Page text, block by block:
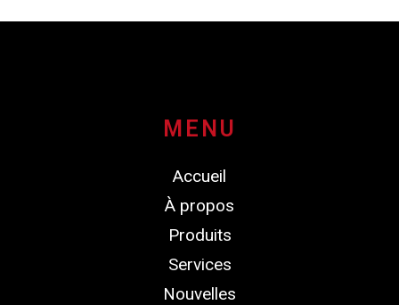
MENU
Accueil
À propos
Produits
Services
Nouvelles